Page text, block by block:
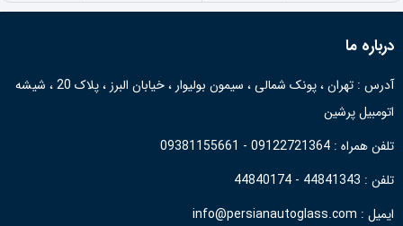
درباره ما
آدرس : تهران ، پونک شمالی ، سیمون بولیوار ، خیابان البرز ، پلاک 20 ، شیشه
اتومبیل پرشین
تلفن همراه : 09122721364 - 09381155661
تلفن : 44841343 - 44840174
ایمیل : info@persianautoglass.com